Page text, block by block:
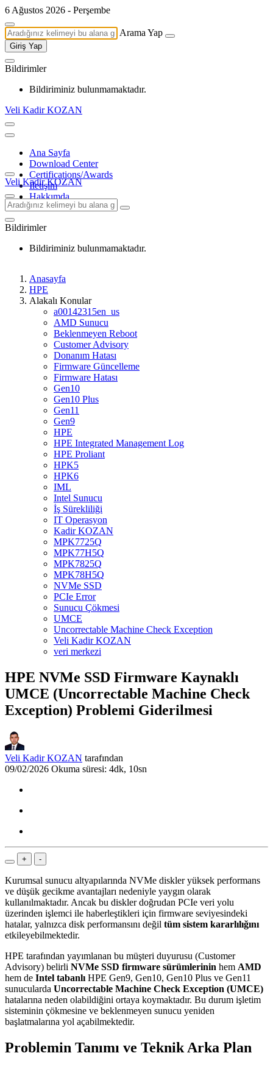
6 Ağustos 2026 - Perşembe
Arama Yap
Giriş Yap
Bildirimler
Bildiriminiz bulunmamaktadır.
Veli Kadir KOZAN
Ana Sayfa
Download Center
Certifications/Awards
İletişim
Hakkımda
Veli Kadir KOZAN
Bildirimler
Bildiriminiz bulunmamaktadır.
Anasayfa
HPE
Alakalı Konular
a00142315en_us
AMD Sunucu
Beklenmeyen Reboot
Customer Advisory
Donanım Hatası
Firmware Güncelleme
Firmware Hatası
Gen10
Gen10 Plus
Gen11
Gen9
HPE
HPE Integrated Management Log
HPE Proliant
HPK5
HPK6
IML
Intel Sunucu
İş Sürekliliği
IT Operasyon
Kadir KOZAN
MPK7725Q
MPK77H5Q
MPK7825Q
MPK78H5Q
NVMe SSD
PCIe Error
Sunucu Çökmesi
UMCE
Uncorrectable Machine Check Exception
Veli Kadir KOZAN
veri merkezi
HPE NVMe SSD Firmware Kaynaklı
UMCE (Uncorrectable Machine Check
Exception) Problemi Giderilmesi
Veli Kadir KOZAN tarafından
09/02/2026 Okuma süresi: 4dk, 10sn
+ -
Kurumsal sunucu altyapılarında NVMe diskler yüksek performans
ve düşük gecikme avantajları nedeniyle yaygın olarak
kullanılmaktadır. Ancak bu diskler doğrudan PCIe veri yolu
üzerinden işlemci ile haberleştikleri için firmware seviyesindeki
hatalar, yalnızca disk performansını değil tüm sistem kararlılığını
etkileyebilmektedir.
HPE tarafından yayımlanan bu müşteri duyurusu (Customer
Advisory) belirli NVMe SSD firmware sürümlerinin hem AMD
hem de Intel tabanlı HPE Gen9, Gen10, Gen10 Plus ve Gen11
sunucularda Uncorrectable Machine Check Exception (UMCE)
hatalarına neden olabildiğini ortaya koymaktadır. Bu durum işletim
sisteminin çökmesine ve beklenmeyen sunucu yeniden
başlatmalarına yol açabilmektedir.
Problemin Tanımı ve Teknik Arka Plan